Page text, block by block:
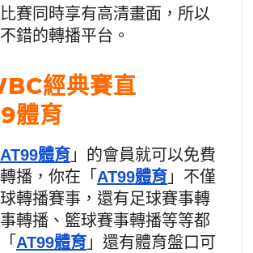
賽同時享有高清畫面，所以
錯的轉播平台。
經典賽直
體育
AT99體育 」的會員就可以免費
播，你在「 AT99體育 」不僅
轉播賽事，還有足球賽事轉
轉播、籃球賽事轉播等等都
AT99體育 」還有體育盤口可